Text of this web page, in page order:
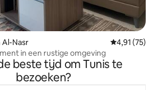
Nasr Gemiddelde
4,91 (75)
in een rustige omgeving
beste tijd om Tunis te
bezoeken?